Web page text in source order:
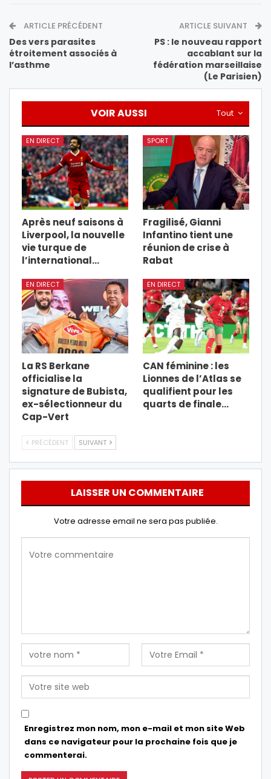
ARTICLE PRÉCÉDENT
Des vers parasites
étroitement associés à
l’asthme
ARTICLE SUIVANT
PS : le nouveau rapport
accablant sur la
fédération marseillaise
(Le Parisien)
Tout
VOIR AUSSI
EN DIRECT
Après neuf saisons à
Liverpool, la nouvelle
vie turque de
l’international…
SPORT
Fragilisé, Gianni
Infantino tient une
réunion de crise à
Rabat
EN DIRECT
La RS Berkane
officialise la
signature de Bubista,
ex-sélectionneur du
Cap-Vert
EN DIRECT
CAN féminine : les
Lionnes de l’Atlas se
qualifient pour les
quarts de finale…
PRÉCÉDENT SUIVANT
LAISSER UN COMMENTAIRE
Votre adresse email ne sera pas publiée.
Enregistrez mon nom, mon e-mail et mon site Web
dans ce navigateur pour la prochaine fois que je
commenterai.